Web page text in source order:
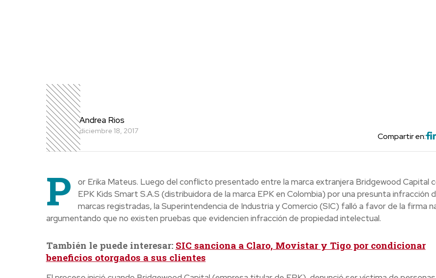
Andrea Rios
diciembre 18, 2017
Compartir en:
P
or Erika Mateus. Luego del conflicto presentado entre la marca extranjera Bridgewood Capital
EPK Kids Smart S.A.S (distribuidora de la marca EPK en Colombia) por una presunta infracción
marcas registradas, la Superintendencia de Industria y Comercio (SIC) falló a favor de la firma
argumentando que no existen pruebas que evidencien infracción de propiedad intelectual.
También le puede interesar: SIC sanciona a Claro, Movistar y Tigo por condicionar
beneficios otorgados a sus clientes